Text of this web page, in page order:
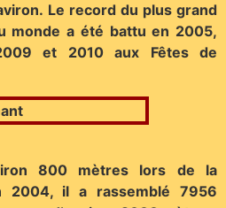
Le record du plus grand
monde a été battu en 2005,
et 2010 aux Fêtes de
800 mètres lors de la
2004, il a rassemblé 7956